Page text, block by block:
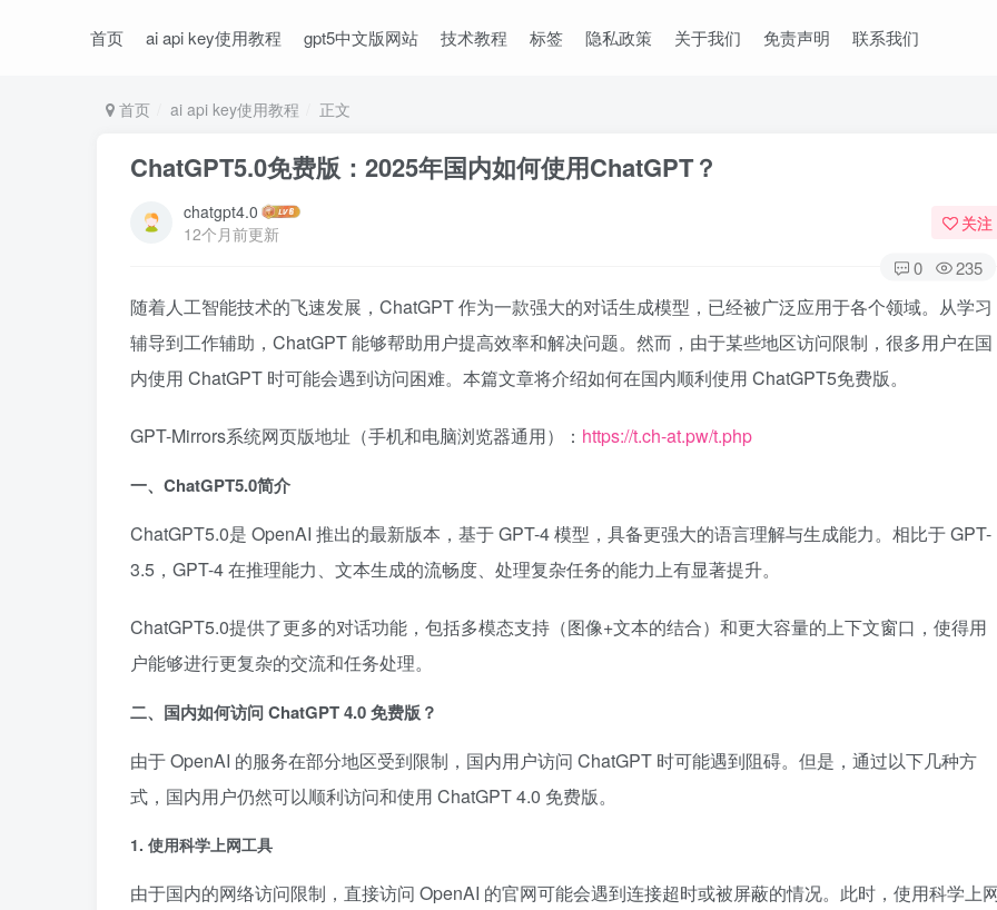
首页 ai api key使用教程 gpt5中文版网站 技术教程 标签 隐私政策 关于我们 免责声明 联系我们
首页 ai api key使用教程 正文
ChatGPT5.0免费版：2025年国内如何使用ChatGPT？
chatgpt4.0
12个月前更新
关注
0 235
随着人工智能技术的飞速发展，ChatGPT 作为一款强大的对话生成模型，已经被广泛应用于各个领域。从学习
辅导到工作辅助，ChatGPT 能够帮助用户提高效率和解决问题。然而，由于某些地区访问限制，很多用户在国
内使用 ChatGPT 时可能会遇到访问困难。本篇文章将介绍如何在国内顺利使用 ChatGPT5免费版。
GPT-Mirrors系统网页版地址（手机和电脑浏览器通用）： https://t.ch-at.pw/t.php
一、ChatGPT5.0简介
ChatGPT5.0是 OpenAI 推出的最新版本，基于 GPT-4 模型，具备更强大的语言理解与生成能力。相比于 GPT-
3.5，GPT-4 在推理能力、文本生成的流畅度、处理复杂任务的能力上有显著提升。
ChatGPT5.0提供了更多的对话功能，包括多模态支持（图像+文本的结合）和更大容量的上下文窗口，使得用
户能够进行更复杂的交流和任务处理。
二、国内如何访问 ChatGPT 4.0 免费版？
由于 OpenAI 的服务在部分地区受到限制，国内用户访问 ChatGPT 时可能遇到阻碍。但是，通过以下几种方
式，国内用户仍然可以顺利访问和使用 ChatGPT 4.0 免费版。
1. 使用科学上网工具
由于国内的网络访问限制，直接访问 OpenAI 的官网可能会遇到连接超时或被屏蔽的情况。此时，使用科学上